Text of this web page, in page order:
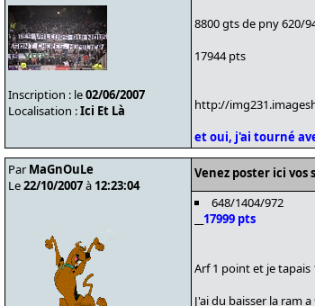
Inscription : le02/06/2007
Localisation :Ici Et Là
8800 gts de pny 620/
17944 pts
http://
et oui, j'ai tourné
Par MaGnOuLe
Le22/10/2007à 12:23:04
Venez poster ici vos
648/1404/972
17999 pts
Arf 1 point et je tapais
J'ai du baisser la ram